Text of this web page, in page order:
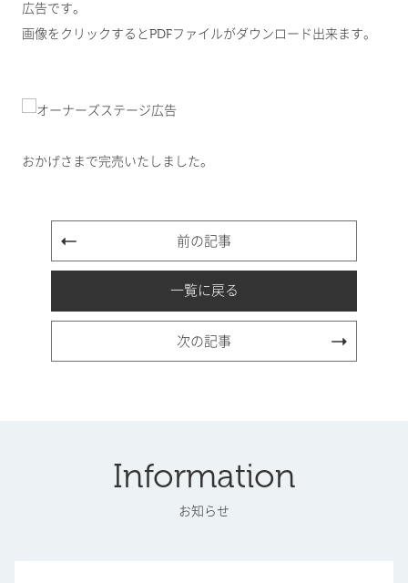
広告です。
画像をクリックするとPDFファイルがダウンロード出来ます。
おかげさまで完売いたしました。
前の記事
一覧に戻る
次の記事
Information
お知らせ